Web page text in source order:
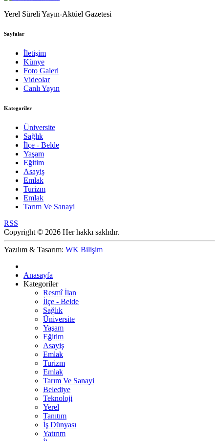
Yerel Süreli Yayın-Aktüel Gazetesi
Sayfalar
İletişim
Künye
Foto Galeri
Videolar
Canlı Yayın
Kategoriler
Üniversite
Sağlık
İlçe - Belde
Yaşam
Eğitim
Asayiş
Emlak
Turizm
Emlak
Tarım Ve Sanayi
RSS
Copyright © 2026 Her hakkı saklıdır.
Yazılım & Tasarım: WK Bilişim
Anasayfa
Kategoriler
Resmî İlan
İlçe - Belde
Sağlık
Üniversite
Yaşam
Eğitim
Asayiş
Emlak
Turizm
Emlak
Tarım Ve Sanayi
Belediye
Teknoloji
Yerel
Tanıtım
İş Dünyası
Yatırım